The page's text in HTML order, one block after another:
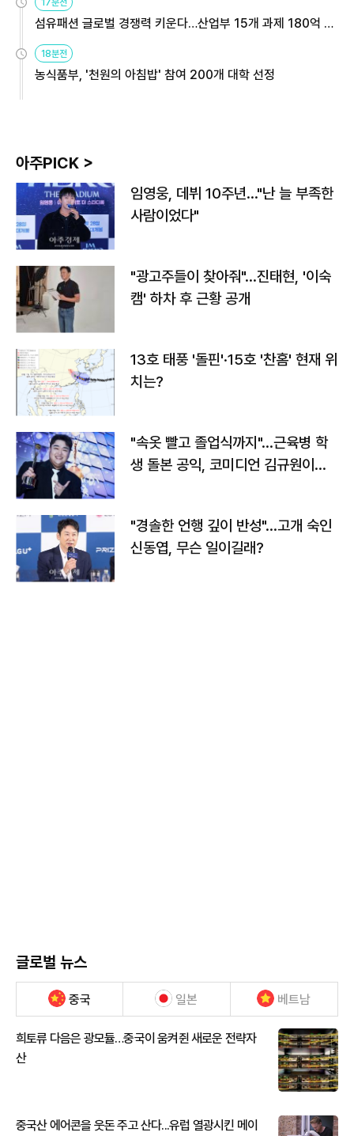
17분전
섬유패션 글로벌 경쟁력 키운다…산업부 15개 과제 180억 지
원
18분전
농식품부, '천원의 아침밥' 참여 200개 대학 선정
아주PICK >
임영웅, 데뷔 10주년…"난 늘 부족한
사람이었다"
"광고주들이 찾아줘"…진태현, '이숙
캠' 하차 후 근황 공개
13호 태풍 '돌핀'·15호 '찬홈' 현재 위
치는?
"속옷 빨고 졸업식까지"…근육병 학
생 돌본 공익, 코미디언 김규원이었
"경솔한 언행 깊이 반성"…고개 숙인
신동엽, 무슨 일이길래?
글로벌 뉴스
중국 일본 베트남
희토류 다음은 광모듈…중국이 움켜쥔 새로운 전략자
산
중국산 에어콘을 웃돈 주고 산다...유럽 열광시킨 메이